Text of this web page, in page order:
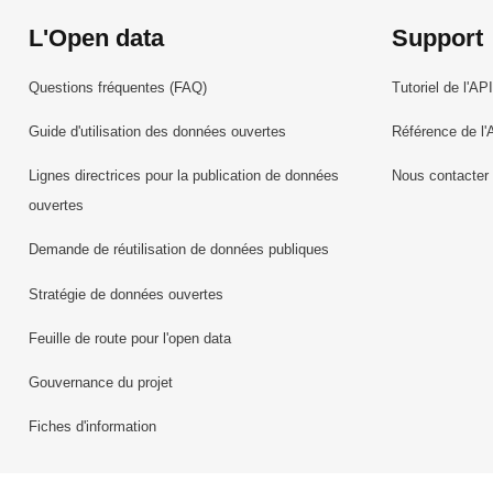
L'Open data
Questions fréquentes (FAQ)
Guide d'utilisation des données ouvertes
Lignes directrices pour la publication de données
ouvertes
Demande de réutilisation de données publiques
Stratégie de données ouvertes
Feuille de route pour l'open data
Gouvernance du projet
Fiches d'information
Support
Tutoriel de l'API
Référence de
Nous contacter